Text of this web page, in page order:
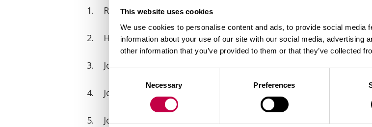
This website uses cookies
We use cookies to personalise content and ads, to provide social media
information about your use of our site with our social media, advertising
other information that you’ve provided to them or that they’ve collected
Necessary Preferences
1. Ritarinkukka
2. Hyasintti
3. Joulutähti
4. Joulukaktus
5. Jouluruusu
1. Joulutähti
2. Hyasintti
3. Ritarinkukka
1. Joulutähti
2.
4. Huonekuusi